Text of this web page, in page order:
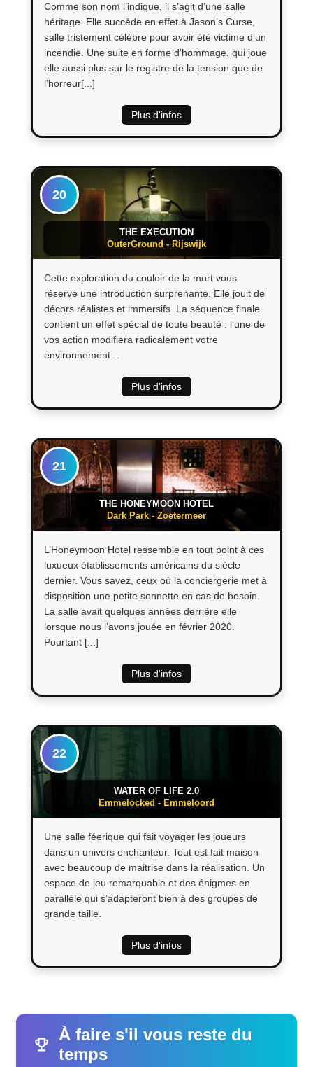
Comme son nom l’indique, il s’agit d’une salle
héritage. Elle succède en effet à Jason’s Curse,
salle tristement célèbre pour avoir été victime d’un
incendie. Une suite en forme d’hommage, qui joue
elle aussi plus sur le registre de la tension que de
l’horreur[...]
Plus d'infos
20
THE EXECUTION
OuterGround - Rijswijk
Cette exploration du couloir de la mort vous
réserve une introduction surprenante. Elle jouit de
décors réalistes et immersifs. La séquence finale
contient un effet spécial de toute beauté : l’une de
vos action modifiera radicalement votre
environnement…
Plus d'infos
21
THE HONEYMOON HOTEL
Dark Park - Zoetermeer
L’Honeymoon Hotel ressemble en tout point à ces
luxueux établissements américains du siècle
dernier. Vous savez, ceux où la conciergerie met à
disposition une petite sonnette en cas de besoin.
La salle avait quelques années derrière elle
lorsque nous l’avons jouée en février 2020.
Pourtant [...]
Plus d'infos
22
WATER OF LIFE 2.0
Emmelocked - Emmeloord
Une salle féerique qui fait voyager les joueurs
dans un univers enchanteur. Tout est fait maison
avec beaucoup de maitrise dans la réalisation. Un
espace de jeu remarquable et des énigmes en
parallèle qui s’adapteront bien à des groupes de
grande taille.
Plus d'infos
À faire s'il vous reste du
temps